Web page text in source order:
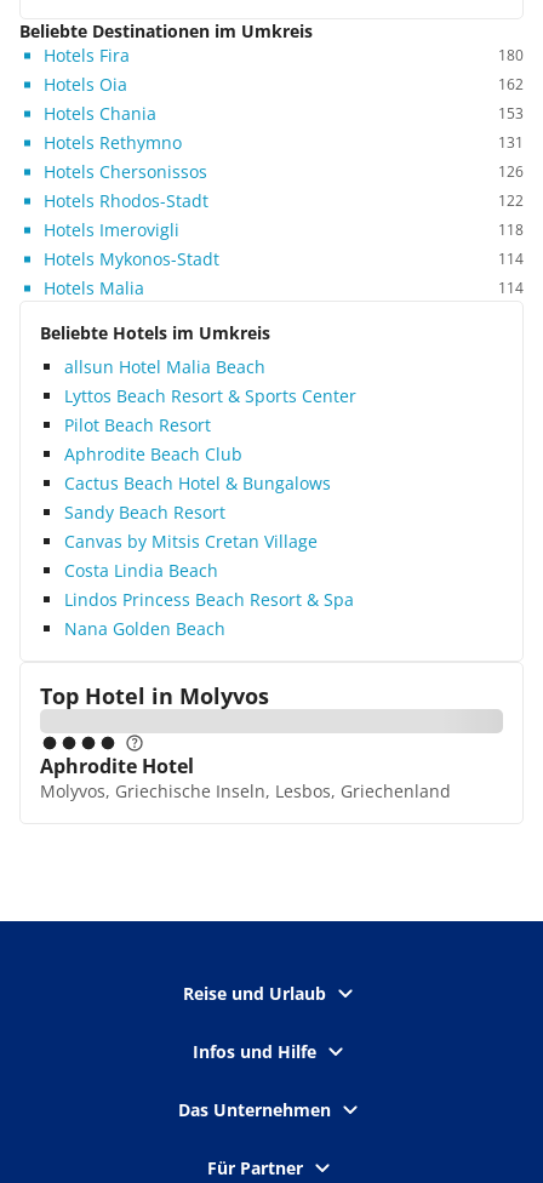
Beliebte Destinationen im Umkreis
Hotels Fira
180
Hotels Oia 162
Hotels Chania 153
Hotels Rethymno 131
Hotels Chersonissos 126
Hotels Rhodos-Stadt 122
Hotels Imerovigli 118
Hotels Mykonos-Stadt 114
Hotels Malia 114
Beliebte Hotels im Umkreis
allsun Hotel Malia Beach
Lyttos Beach Resort & Sports Center
Pilot Beach Resort
Aphrodite Beach Club
Cactus Beach Hotel & Bungalows
Sandy Beach Resort
Canvas by Mitsis Cretan Village
Costa Lindia Beach
Lindos Princess Beach Resort & Spa
Nana Golden Beach
Top Hotel in Molyvos
Aphrodite Hotel
Molyvos, Griechische Inseln, Lesbos, Griechenland
Reise und Urlaub
Infos und Hilfe
Das Unternehmen
Für Partner